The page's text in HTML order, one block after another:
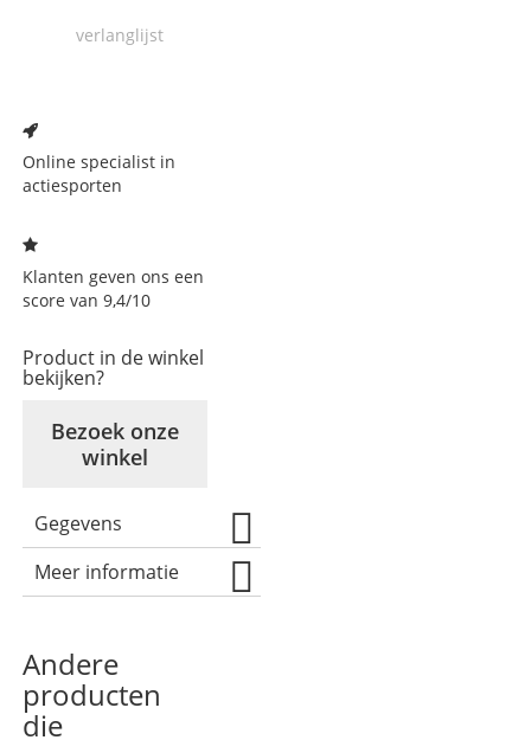
verlanglijst
verlanglijst
Online specialist in
actiesporten
Klanten geven ons een
score van 9,4/10
Product in de winkel
bekijken?
Bezoek onze
winkel
Gegevens
Meer informatie
Andere
producten
die